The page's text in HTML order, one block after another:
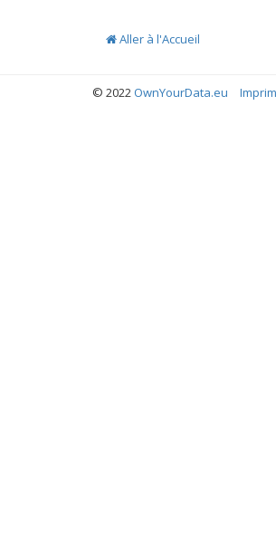
Aller à l'Accueil
© 2022OwnYourData.eu